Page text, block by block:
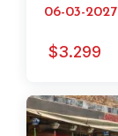
06-03-2027
$3.299